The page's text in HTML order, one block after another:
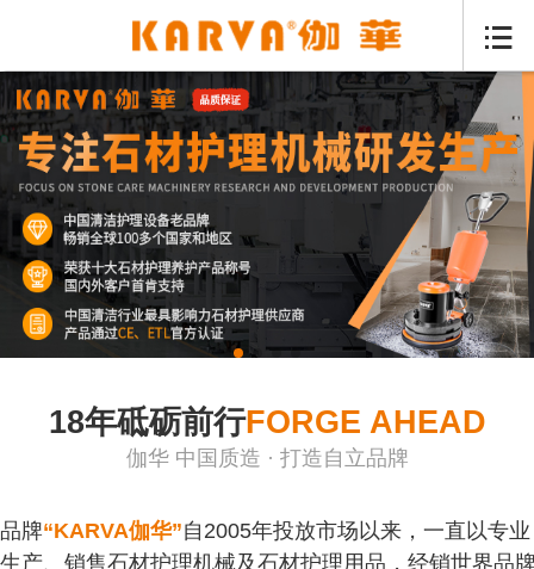

抛光机厂家
18年砥砺前行FORGE AHEAD
伽华 中国质造 · 打造自立品牌
品牌“KARVA伽华”自2005年投放市场以来，一直以专业
生产、销售石材护理机械及石材护理用品，经销世界品